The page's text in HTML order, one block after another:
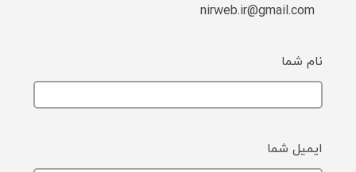
nirweb.ir@gmail.com
نام شما
ایمیل شما